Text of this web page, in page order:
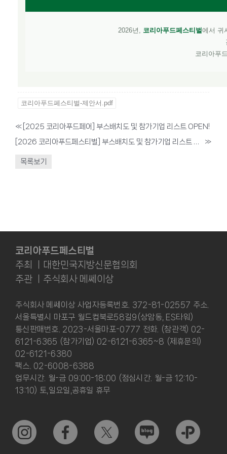
2026년, 코리아푸드페스티벌에서 귀
코리아푸
코리아푸드페스티벌-제안서.pdf
« [2025 코리아푸드페어] 부스배치도 및 참가기업 리스트 OPEN!
[2026 코리아푸드페스티벌] 부스배치도 및 참가기업 리스트 OPEN!
»
목록보기
코리아푸드페스티벌
주최 ㅣ대한민국지방신문협의회
주관 ㅣ주식회사 메쎄이상
주식회사 메쎄이상 사업자등록번호. 372-81-02557 주소.
서울특별시 마포구 월드컵북로58길9(상암동, ES타워)
통신판매번호. 2023-서울마포-0777 전화. (참관객) 02-
6121-6365 (참가기업) 02-6121-6365~8 (제휴문의)
02-6121-6380
팩스. 02-6008-6388
업무시간. 월-금 09:00-18:00 (점심시간. 월-금 12:10-
13:10) 토,일요일,공휴일 휴무